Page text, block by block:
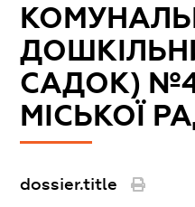
САДОК)
МІСЬКОЇ
dossier.title